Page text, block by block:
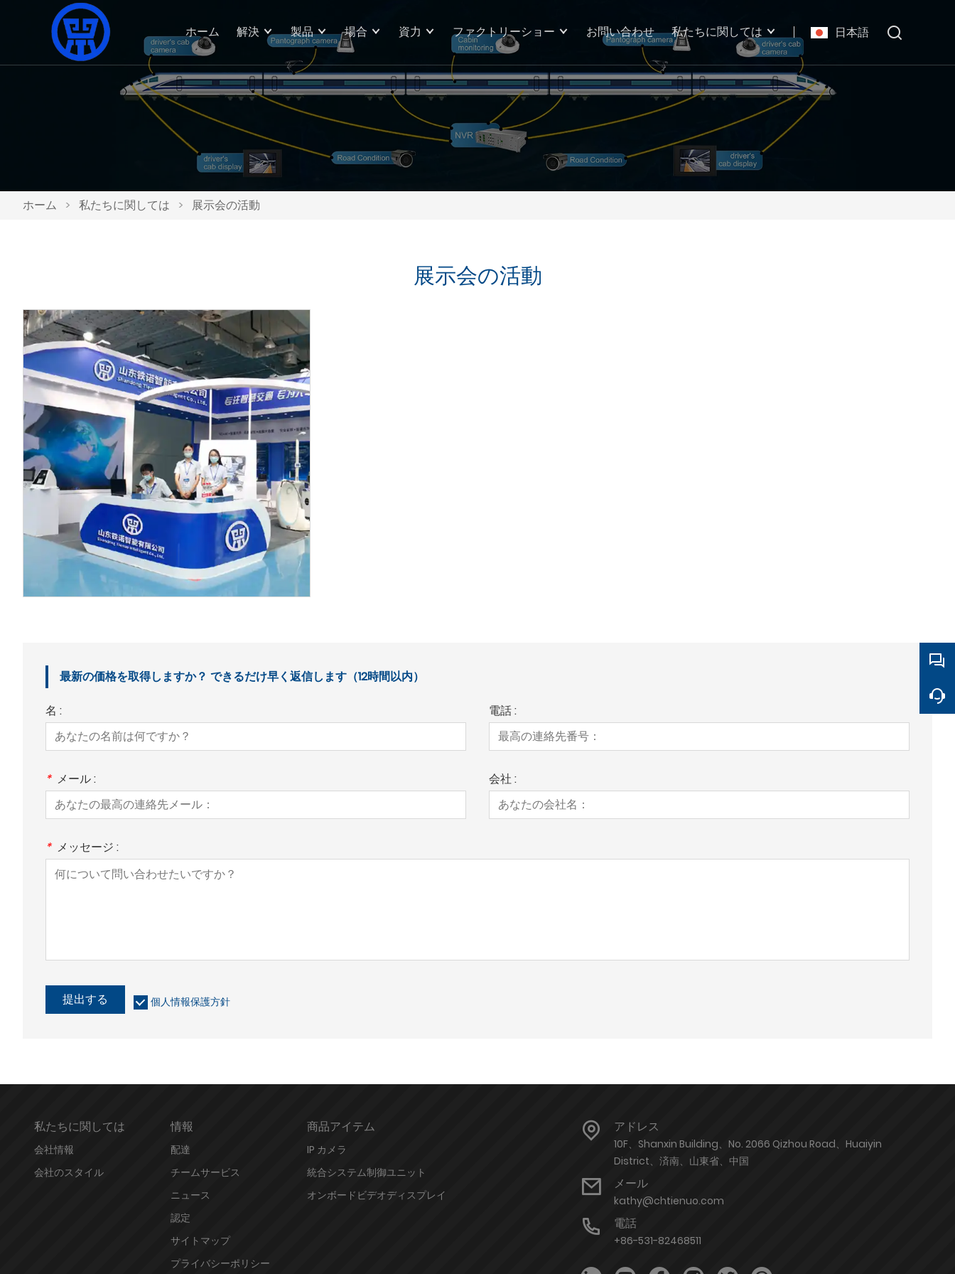
日本語
ホーム 解決 製品 場合 資力 ファクトリーショー お問い合わせ 私たちに関しては
ホーム > 私たちに関しては > 展示会の活動
展示会の活動
最新の価格を取得しますか？ できるだけ早く返信します（12時間以内）
名 : 電話 :
* メール : 会社 :
* メッセージ :
提出する 個人情報保護方針
私たちに関しては
会社情報
会社のスタイル
情報
配達
チームサービス
ニュース
認定
サイトマップ
プライバシーポリシー
商品アイテム
IP カメラ
統合システム制御ユニット
オンボードビデオディスプレイ
アドレス
10F、Shanxin Building、No. 2066 Qizhou Road、Huaiyin
District、済南、山東省、中国
メール
kathy@chtienuo.com
電話
+86-531-82468511